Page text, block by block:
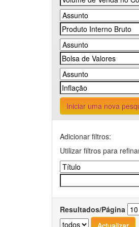
Iniciar uma nova
Adicionar filtros:
Utilizar filtros para
Resultados/Página